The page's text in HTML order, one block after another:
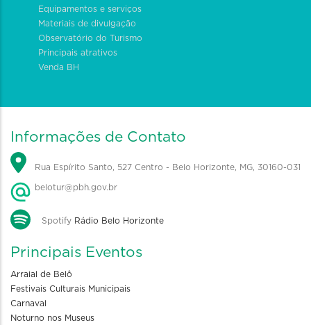
Equipamentos e serviços
Materiais de divulgação
Observatório do Turismo
Principais atrativos
Venda BH
Informações de Contato
Rua Espírito Santo, 527 Centro - Belo Horizonte, MG, 30160-031
belotur@pbh.gov.br
Spotify Rádio Belo Horizonte
Principais Eventos
Arraial de Belô
Festivais Culturais Municipais
Carnaval
Noturno nos Museus